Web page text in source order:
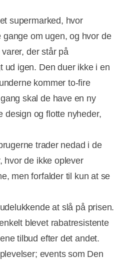
supermarked, hvor
gange om ugen, og hvor de
der står på
ud igen. Den duer ikke i en
kommer to-fire
skal de have en ny
og flotte nyheder,
trader nedad i de
hvor de ikke oplever
men forfalder til kun at se
at slå på prisen.
blevet rabatresistente
tilbud efter det andet.
events som Den